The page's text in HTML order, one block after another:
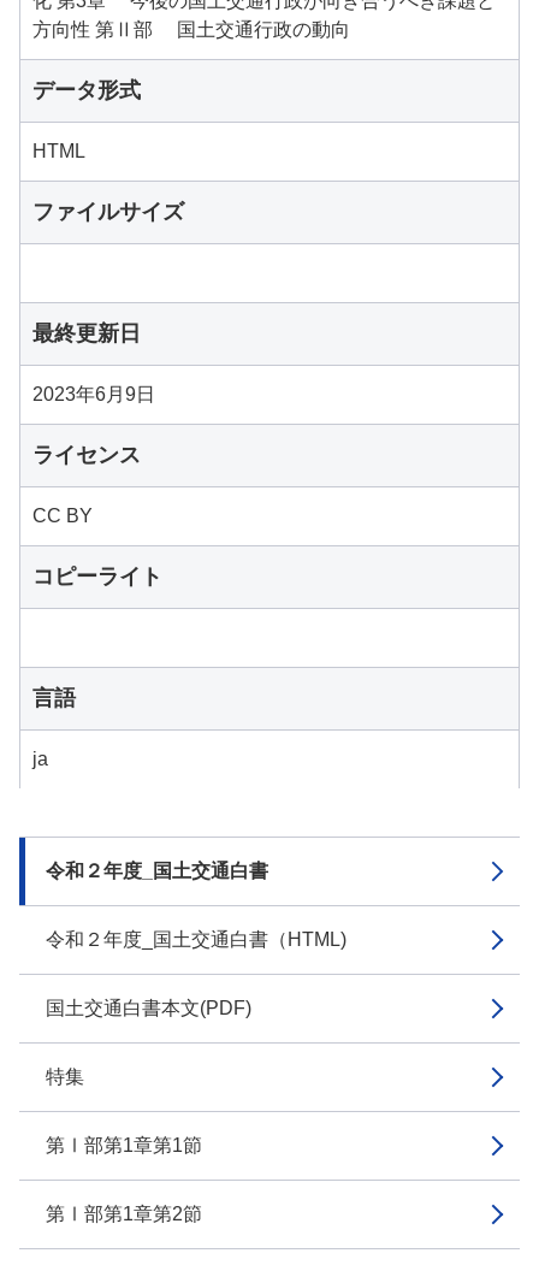
令和２年度_国土交通白書
令和２年度_国土交通白書（HTML)
国土交通白書本文(PDF)
特集
第Ⅰ部第1章第1節
第Ⅰ部第1章第2節
方向性 第Ⅱ部 国土交通行政の動向
データ形式
HTML
ファイルサイズ
最終更新日
2023年6月9日
ライセンス
CC BY
コピーライト
言語
ja